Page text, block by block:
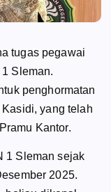
tugas pegawai
Sleman.
penghormatan
yang telah
Kantor.
1 Sleman sejak
2025.